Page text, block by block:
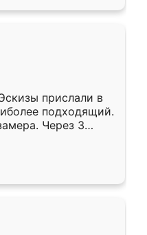
прислали в
подходящий.
Через 3
Остались
Ренессанс
работу!